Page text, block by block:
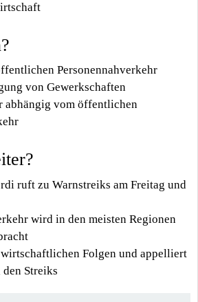
Personennahverkehr
von Gewerkschaften
vom öffentlichen
ruft zu Warnstreiks am Freitag und
wird in den meisten Regionen
Folgen und appelliert
Streiks